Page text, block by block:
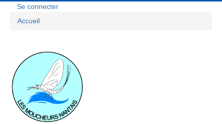
contenu
Menu
Compte
De
L'utilisateur
Se connecter
D'Ariane
Accueil